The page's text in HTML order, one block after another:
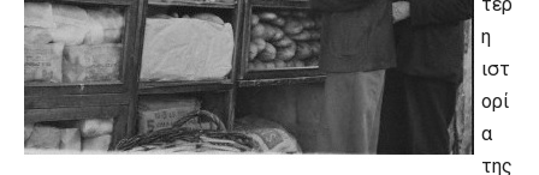
η
ιστ
ορί
α
της